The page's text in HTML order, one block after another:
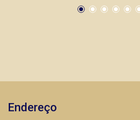
Endereço